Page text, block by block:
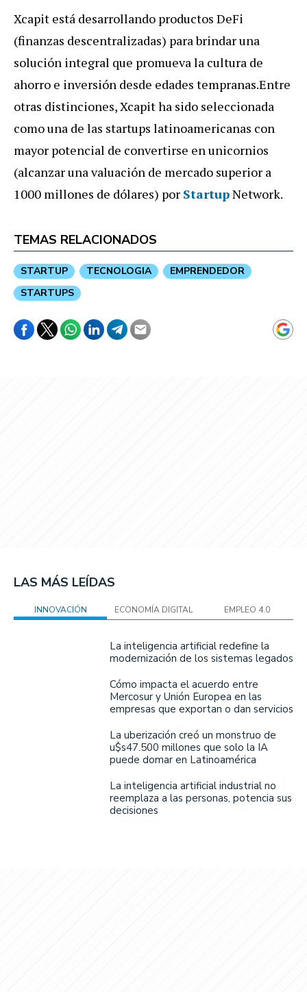
Xcapit está desarrollando productos DeFi
(finanzas descentralizadas) para brindar una
solución integral que promueva la cultura de
ahorro e inversión desde edades tempranas.Entre
otras distinciones, Xcapit ha sido seleccionada
como una de las startups latinoamericanas con
mayor potencial de convertirse en unicornios
(alcanzar una valuación de mercado superior a
1000 millones de dólares) por StartupNetwork.
TEMAS RELACIONADOS
STARTUP TECNOLOGIA
EMPRENDEDOR
STARTUPS
LAS MÁS LEÍDAS
INNOVACIÓN ECONOMÍA DIGITAL EMPLEO 4.0
La inteligencia artificial redefine la
modernización de los sistemas legados
Cómo impacta el acuerdo entre
Mercosur y Unión Europea en las
empresas que exportan o dan servicios
La uberización creó un monstruo de
u$s47.500 millones que solo la IA
puede domar en Latinoamérica
La inteligencia artificial industrial no
reemplaza a las personas, potencia sus
decisiones